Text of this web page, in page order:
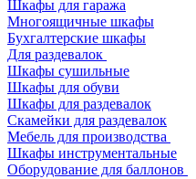
Шкафы для гаража
Многоящичные шкафы
Бухгалтерские шкафы
Для раздевалок
Шкафы сушильные
Шкафы для обуви
Шкафы для раздевалок
Скамейки для раздевалок
Мебель для производства
Шкафы инструментальные
Оборудование для баллонов